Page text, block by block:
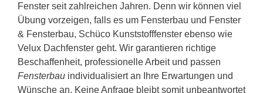
Fenster seit zahlreichen Jahren. Denn wir können viel
Übung vorzeigen, falls es um Fensterbau und Fenster
& Fensterbau, Schüco Kunststofffenster ebenso wie
Velux Dachfenster geht. Wir garantieren richtige
Beschaffenheit, professionelle Arbeit und passen
Fensterbau individualisiert an Ihre Erwartungen und
Wünsche an. Keine Anfrage bleibt somit unbeantwortet